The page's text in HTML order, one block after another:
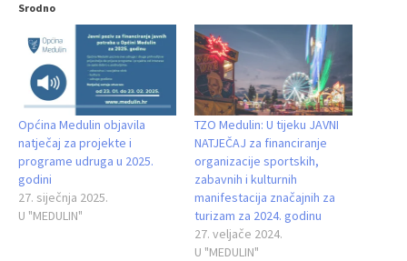
Srodno
Općina Medulin objavila
natječaj za projekte i
programe udruga u 2025.
godini
27. siječnja 2025.
U "MEDULIN"
TZO Medulin: U tijeku JAVNI
NATJEČAJ za financiranje
organizacije sportskih,
zabavnih i kulturnih
manifestacija značajnih za
turizam za 2024. godinu
27. veljače 2024.
U "MEDULIN"